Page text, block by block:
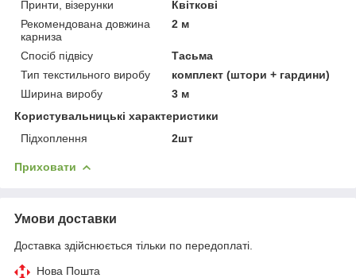
Принти, візерунки
Квіткові
Рекомендована довжина
карниза
2 м
Спосіб підвісу
Тасьма
Тип текстильного виробу
комплект (штори + гардини)
Ширина виробу
3 м
Користувальницькі характеристики
Підхоплення
2шт
Приховати
Умови доставки
Доставка здійснюється тільки по передоплаті.
Нова Пошта